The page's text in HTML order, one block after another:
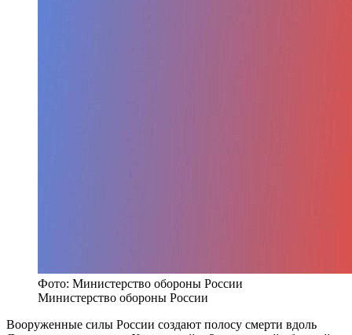
Фото: Министерство обороны России
Министерство обороны России
Вооруженные силы России создают полосу смерти вдоль